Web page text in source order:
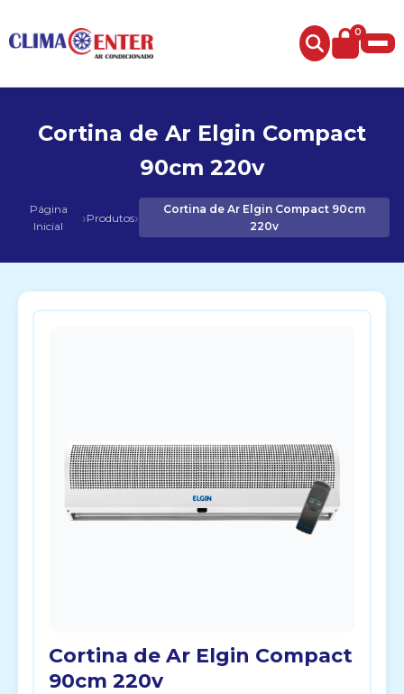
0
Cortina de Ar Elgin Compact
90cm 220v
Página
Inicial
›Produtos›
Cortina de Ar Elgin Compact 90cm
220v
Cortina de Ar Elgin Compact
90cm 220v